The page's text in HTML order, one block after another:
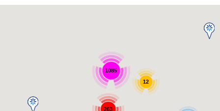
1085
263
12